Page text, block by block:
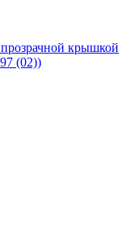
крышкой
(02))